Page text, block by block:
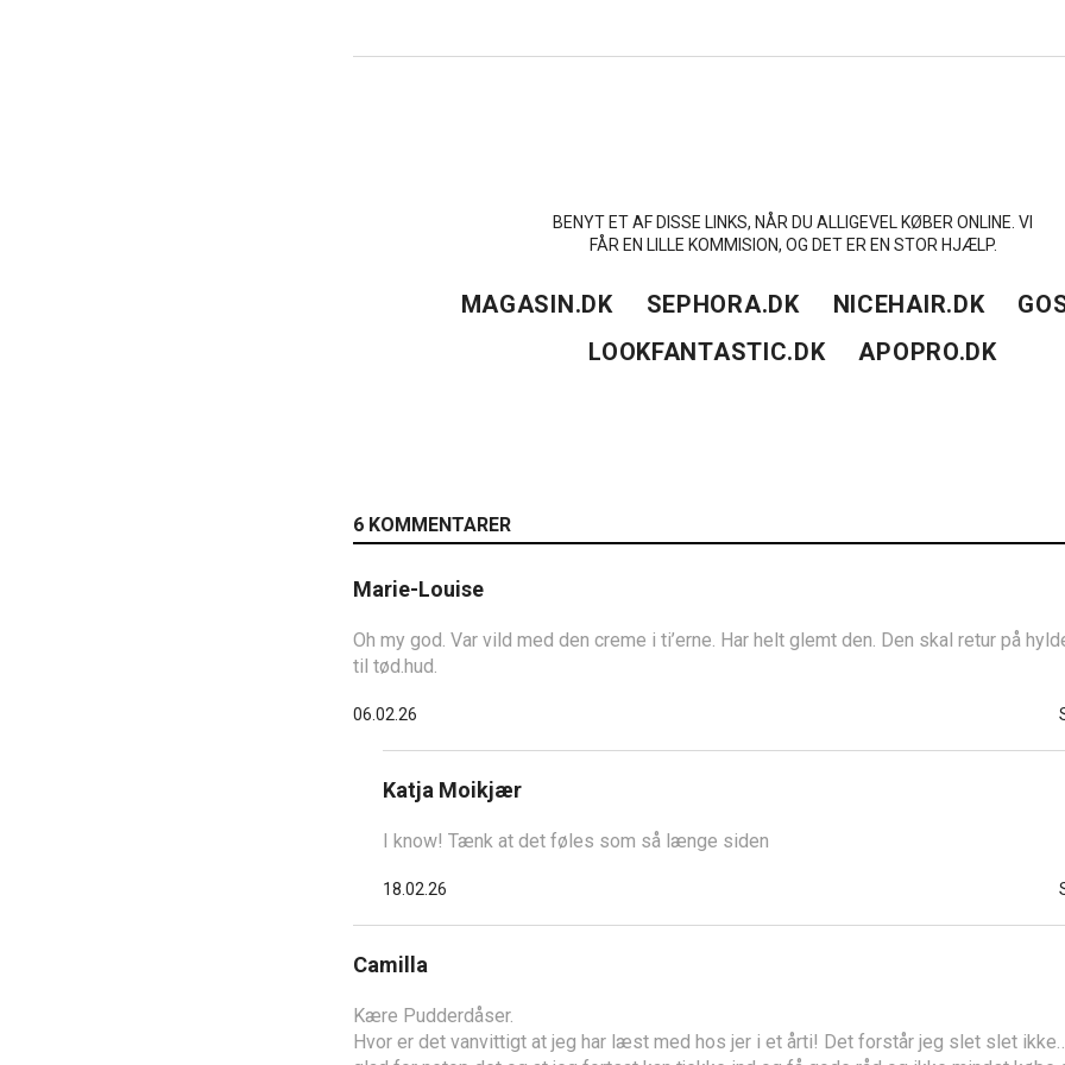
BENYT ET AF DISSE LINKS, NÅR DU ALLIGEVEL KØBER ONLINE. VI
FÅR EN LILLE KOMMISION, OG DET ER EN STOR HJÆLP.
MAGASIN.DK SEPHORA.DK NICEHAIR.DK
LOOKFANTASTIC.DK
APOPRO.DK
6 KOMMENTARER
Marie-Louise
Oh my god. Var vild med den creme i ti’erne. Har helt glemt den. Den skal retur på
til tød.hud.
06.02.26
Katja Moikjær
I know! Tænk at det føles som så længe siden
18.02.26
Camilla
Kære Pudderdåser.
Hvor er det vanvittigt at jeg har læst med hos jer i et årti! Det forstår jeg slet slet